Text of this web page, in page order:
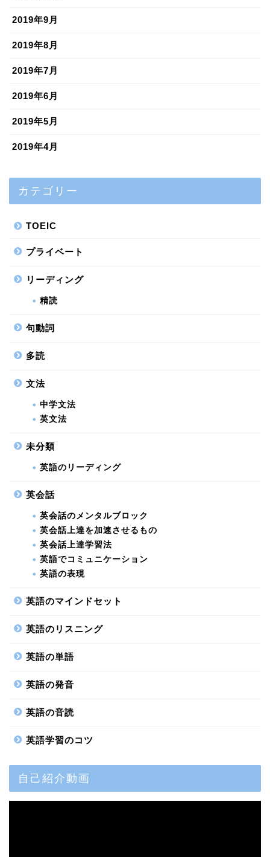
2019年9月
2019年8月
2019年7月
2019年6月
2019年5月
2019年4月
カテゴリー
TOEIC
プライベート
リーディング
精読
句動詞
多読
文法
中学文法
英文法
未分類
英語のリーディング
英会話
英会話のメンタルブロック
英会話上達を加速させるもの
英会話上達学習法
英語でコミュニケーション
英語の表現
英語のマインドセット
英語のリスニング
英語の単語
英語の発音
英語の音読
英語学習のコツ
自己紹介動画